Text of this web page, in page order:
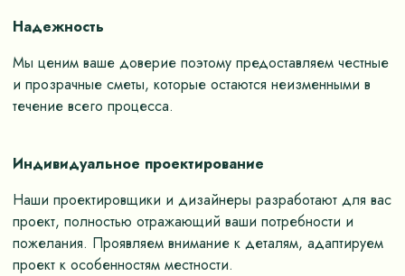
Надежность
Мы ценим ваше доверие поэтому предоставляем честные
и прозрачные сметы, которые остаются неизменными в
течение всего процесса.
Индивидуальное проектирование
Наши проектировщики и дизайнеры разработают для вас
проект, полностью отражающий ваши потребности и
пожелания. Проявляем внимание к деталям, адаптируем
проект к особенностям местности.